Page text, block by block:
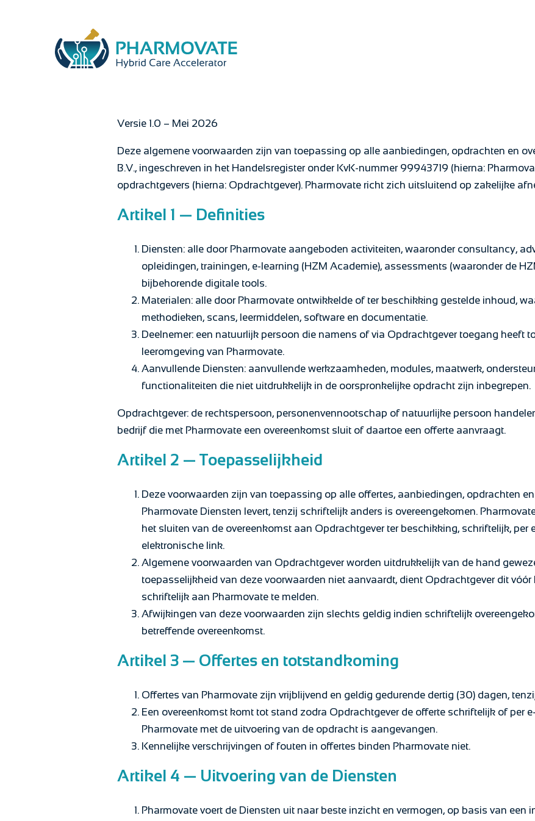
Versie 1.0 – Mei 2026
Deze algemene voorwaarden zijn van toepassing op alle aanbiedingen, opdrachten en
B.V., ingeschreven in het Handelsregister onder KvK-nummer 99943719 (hierna:
opdrachtgevers (hierna: Opdrachtgever). Pharmovate richt zich uitsluitend op zakelijke
Artikel 1 — Definities
Diensten: alle door Pharmovate aangeboden activiteiten, waaronder consultancy,
opleidingen, trainingen, e-learning (HZM Academie), assessments (waaronder de
bijbehorende digitale tools.
Materialen: alle door Pharmovate ontwikkelde of ter beschikking gestelde inhoud,
methodieken, scans, leermiddelen, software en documentatie.
Deelnemer: een natuurlijk persoon die namens of via Opdrachtgever toegang heeft
leeromgeving van Pharmovate.
Aanvullende Diensten: aanvullende werkzaamheden, modules, maatwerk,
functionaliteiten die niet uitdrukkelijk in de oorspronkelijke opdracht zijn inbegrepen.
Opdrachtgever: de rechtspersoon, personenvennootschap of natuurlijke persoon
bedrijf die met Pharmovate een overeenkomst sluit of daartoe een offerte aanvraagt.
Artikel 2 — Toepasselijkheid
Deze voorwaarden zijn van toepassing op alle offertes, aanbiedingen, opdrachten
Pharmovate Diensten levert, tenzij schriftelijk anders is overeengekomen.
het sluiten van de overeenkomst aan Opdrachtgever ter beschikking, schriftelijk, per
elektronische link.
Algemene voorwaarden van Opdrachtgever worden uitdrukkelijk van de hand
toepasselijkheid van deze voorwaarden niet aanvaardt, dient Opdrachtgever dit
schriftelijk aan Pharmovate te melden.
Afwijkingen van deze voorwaarden zijn slechts geldig indien schriftelijk
betreffende overeenkomst.
Artikel 3 — Offertes en totstandkoming
Offertes van Pharmovate zijn vrijblijvend en geldig gedurende dertig (30) dagen,
Een overeenkomst komt tot stand zodra Opdrachtgever de offerte schriftelijk of per
Pharmovate met de uitvoering van de opdracht is aangevangen.
Kennelijke verschrijvingen of fouten in offertes binden Pharmovate niet.
Artikel 4 — Uitvoering van de Diensten
Pharmovate voert de Diensten uit naar beste inzicht en vermogen, op basis van een